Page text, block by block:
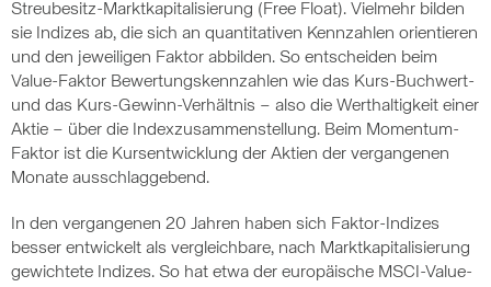
Streubesitz-Marktkapitalisierung (Free Float). Vielmehr bilden
sie Indizes ab, die sich an quantitativen Kennzahlen orientieren
und den jeweiligen Faktor abbilden. So entscheiden beim
Value-Faktor Bewertungskennzahlen wie das Kurs-Buchwert-
und das Kurs-Gewinn-Verhältnis – also die Werthaltigkeit einer
Aktie – über die Indexzusammenstellung. Beim Momentum-
Faktor ist die Kursentwicklung der Aktien der vergangenen
Monate ausschlaggebend.
In den vergangenen 20 Jahren haben sich Faktor-Indizes
besser entwickelt als vergleichbare, nach Marktkapitalisierung
gewichtete Indizes. So hat etwa der europäische MSCI-Value-